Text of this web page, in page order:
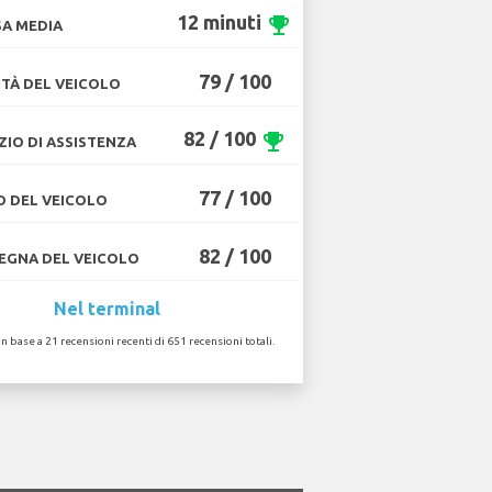
MEDIA 12 minuti emoji_events
DEL VEICOLO 79 / 100
DI ASSISTENZA 82 / 100 emoji_events
DEL VEICOLO 77 / 100
DEL VEICOLO 82 / 100
Nel terminal
base a 21 recensioni recenti di 651 recensioni totali.